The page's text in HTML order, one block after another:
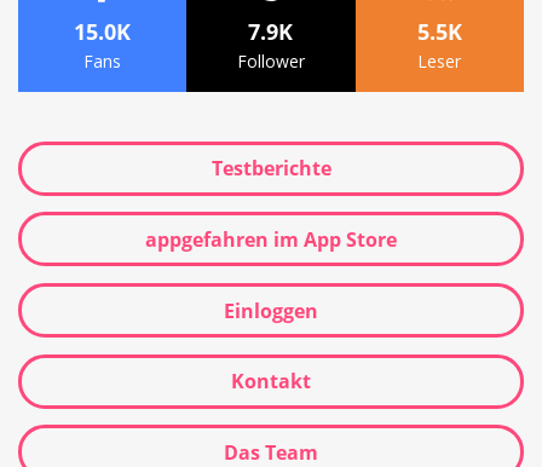
15.0K
Fans
7.9K
Follower
5.5K
Leser
Testberichte
appgefahren im App Store
Einloggen
Kontakt
Das Team